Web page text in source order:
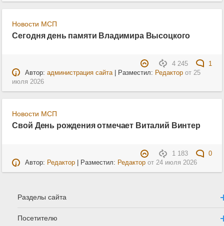
Новости МСП
Сегодня день памяти Владимира Высоцкого
4 245
1
Автор: администрация сайта| Разместил: Редакторот 25
июля 2026
Новости МСП
Свой День рождения отмечает Виталий Винтер
1 183
0
Автор: Редактор| Разместил: Редакторот 24 июля 2026
Разделы сайта
Посетителю